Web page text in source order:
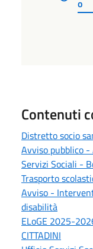
o
Contenuti
Distretto socio
Avviso pubblico
Servizi Sociali -
Trasporto
Avviso -
disabilità
ELoGE 2025-
CITTADINI